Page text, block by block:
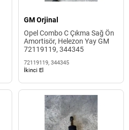
GM Orjinal
Opel Combo C Çıkma Sağ Ön
Amortisör, Helezon Yay GM
72119119, 344345
72119119, 344345
İkinci El